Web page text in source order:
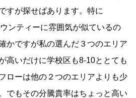
すが探せばあります。特に
ンティーに雰囲気が似ているの
かですが私の選んだ３つのエリア
高いだけに学校区も8-10ととても
ローは他の２つのエリアよりも少
でもその分騰貴率はちょっと高い